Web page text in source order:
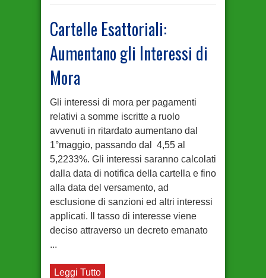
Cartelle Esattoriali:
Aumentano gli Interessi di
Mora
Gli interessi di mora per pagamenti
relativi a somme iscritte a ruolo
avvenuti in ritardato aumentano dal
1°maggio, passando dal 4,55 al
5,2233%. Gli interessi saranno calcolati
dalla data di notifica della cartella e fino
alla data del versamento, ad
esclusione di sanzioni ed altri interessi
applicati. Il tasso di interesse viene
deciso attraverso un decreto emanato
...
Leggi Tutto